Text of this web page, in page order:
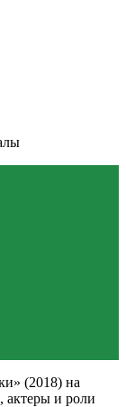
(2018) на
актеры и роли